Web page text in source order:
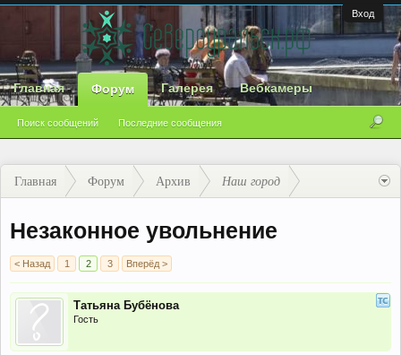
Вход
Главная Форум
Поиск сообщений Последние сообщения
Галерея Вебкамеры
Главная Форум Архив Наш город
Незаконное увольнение
< Назад 1 2 3 Вперёд >
Татьяна Бубёнова
Гость